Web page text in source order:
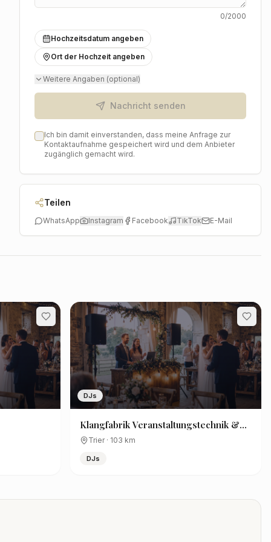
0/2000
Hochzeitsdatum angeben
Ort der Hochzeit angeben
Weitere Angaben (optional)
Nachricht senden
Ich bin damit einverstanden, dass meine Anfrage zur
Kontaktaufnahme gespeichert wird und dem Anbieter
zugänglich gemacht wird.
Teilen
WhatsApp Instagram Facebook TikTok E-Mail
DJs
Klangfabrik Veranstaltungstechnik &
DJTrier· 103 km
DJs